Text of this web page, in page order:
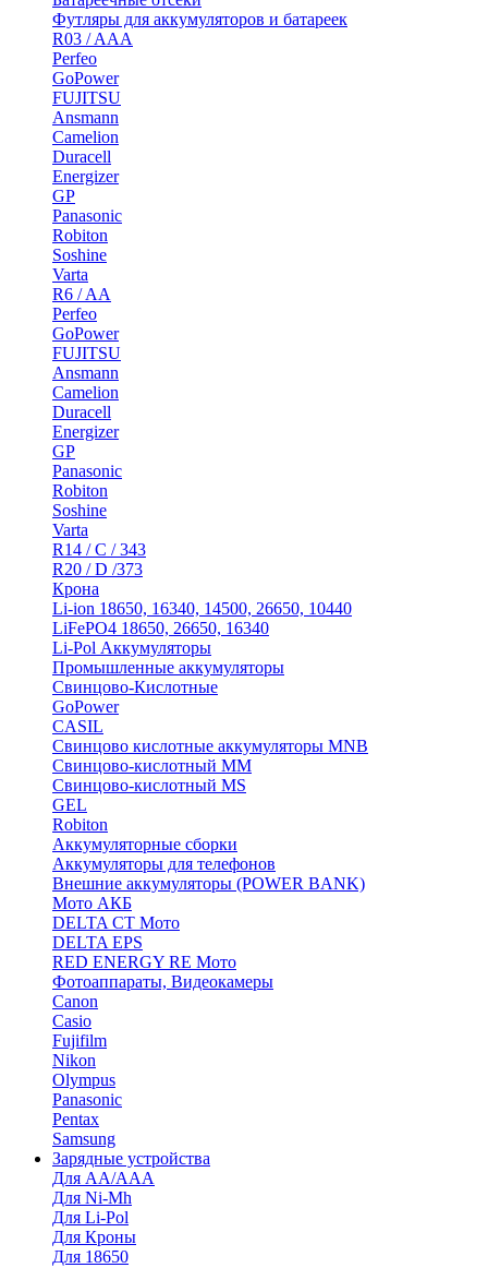
Футляры для аккумуляторов и батареек
R03 / AAA
Perfeo
GoPower
FUJITSU
Ansmann
Camelion
Duracell
Energizer
GP
Panasonic
Robiton
Soshine
Varta
R6 / AA
Perfeo
GoPower
FUJITSU
Ansmann
Camelion
Duracell
Energizer
GP
Panasonic
Robiton
Soshine
Varta
R14 / C / 343
R20 / D /373
Крона
Li-ion 18650, 16340, 14500, 26650, 10440
LiFePO4 18650, 26650, 16340
Li-Pol Аккумуляторы
Промышленные аккумуляторы
Свинцово-Кислотные
GoPower
CASIL
Свинцово кислотные аккумуляторы MNB
Cвинцово-кислотный MM
Cвинцово-кислотный MS
GEL
Robiton
Аккумуляторные сборки
Аккумуляторы для телефонов
Внешние аккумуляторы (POWER BANK)
Мото АКБ
DELTA CT Мото
DELTA EPS
RED ENERGY RE Мото
Фотоаппараты, Видеокамеры
Canon
Casio
Fujifilm
Nikon
Olympus
Panasonic
Pentax
Samsung
Зарядные устройства
Для AA/AAA
Для Ni-Mh
Для Li-Pol
Для Кроны
Для 18650